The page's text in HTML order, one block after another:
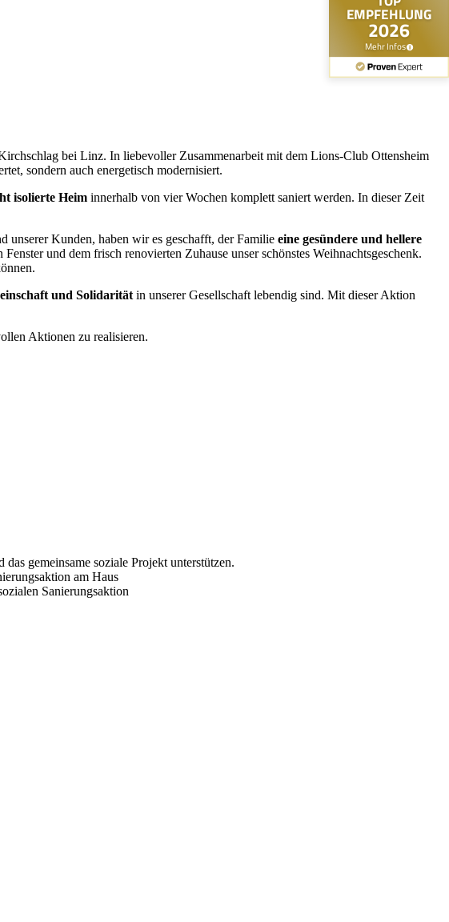
bei Linz. In liebevoller Zusammenarbeit mit dem Lions-Club Ottensheim
sondern auch energetisch modernisiert.
isolierte Heim innerhalb von vier Wochen komplett saniert werden. In dieser Zeit
unserer Kunden, haben wir es geschafft, der Familie eine gesündere und hellere
und dem frisch renovierten Zuhause unser schönstes Weihnachtsgeschenk.
und Solidarität in unserer Gesellschaft lebendig sind. Mit dieser Aktion
Aktionen zu realisieren.